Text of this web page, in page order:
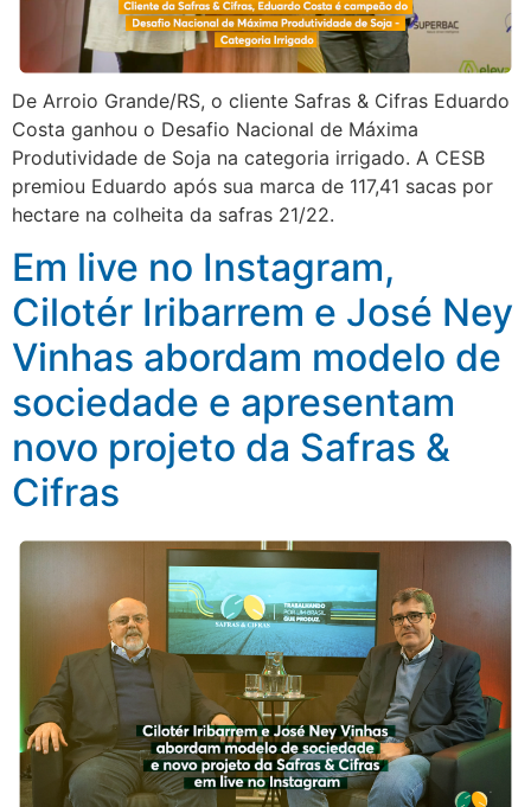
De Arroio Grande/RS, o cliente Safras & Cifras Eduardo
Costa ganhou o Desafio Nacional de Máxima
Produtividade de Soja na categoria irrigado. A CESB
premiou Eduardo após sua marca de 117,41 sacas por
hectare na colheita da safras 21/22.
Em live no Instagram,
Cilotér Iribarrem e José Ney
Vinhas abordam modelo de
sociedade e apresentam
novo projeto da Safras &
Cifras